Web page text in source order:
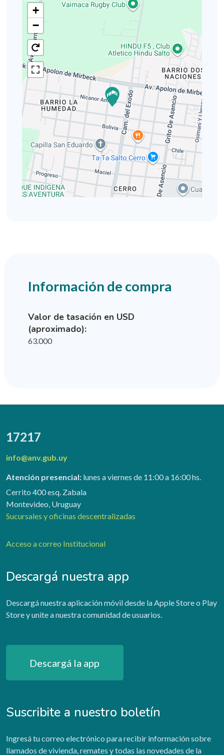
+
−
Información de compra
Valor de tasación en USD
(aproximado):
63.000
17217
info@anv.gub.uy
Atención presencial: lunes a viernes de 11:00 a 16:00 hs.
Cerrito 400 esq. Zabala
Montevideo, Uruguay
Sucursales y oficinas descentralizadas
Acceso a correo Institucional
Descargá nuestra app
Descargá nuestra aplicación móvil desde la Apple Store o Play
Store y unite a nuestra comunidad de usuarios.
Descargá la app
Suscribite a nuestro boletín
Ingresá tu correo electrónico para recibir información sobre
llamados de vivienda, remates y todas las novedades de la